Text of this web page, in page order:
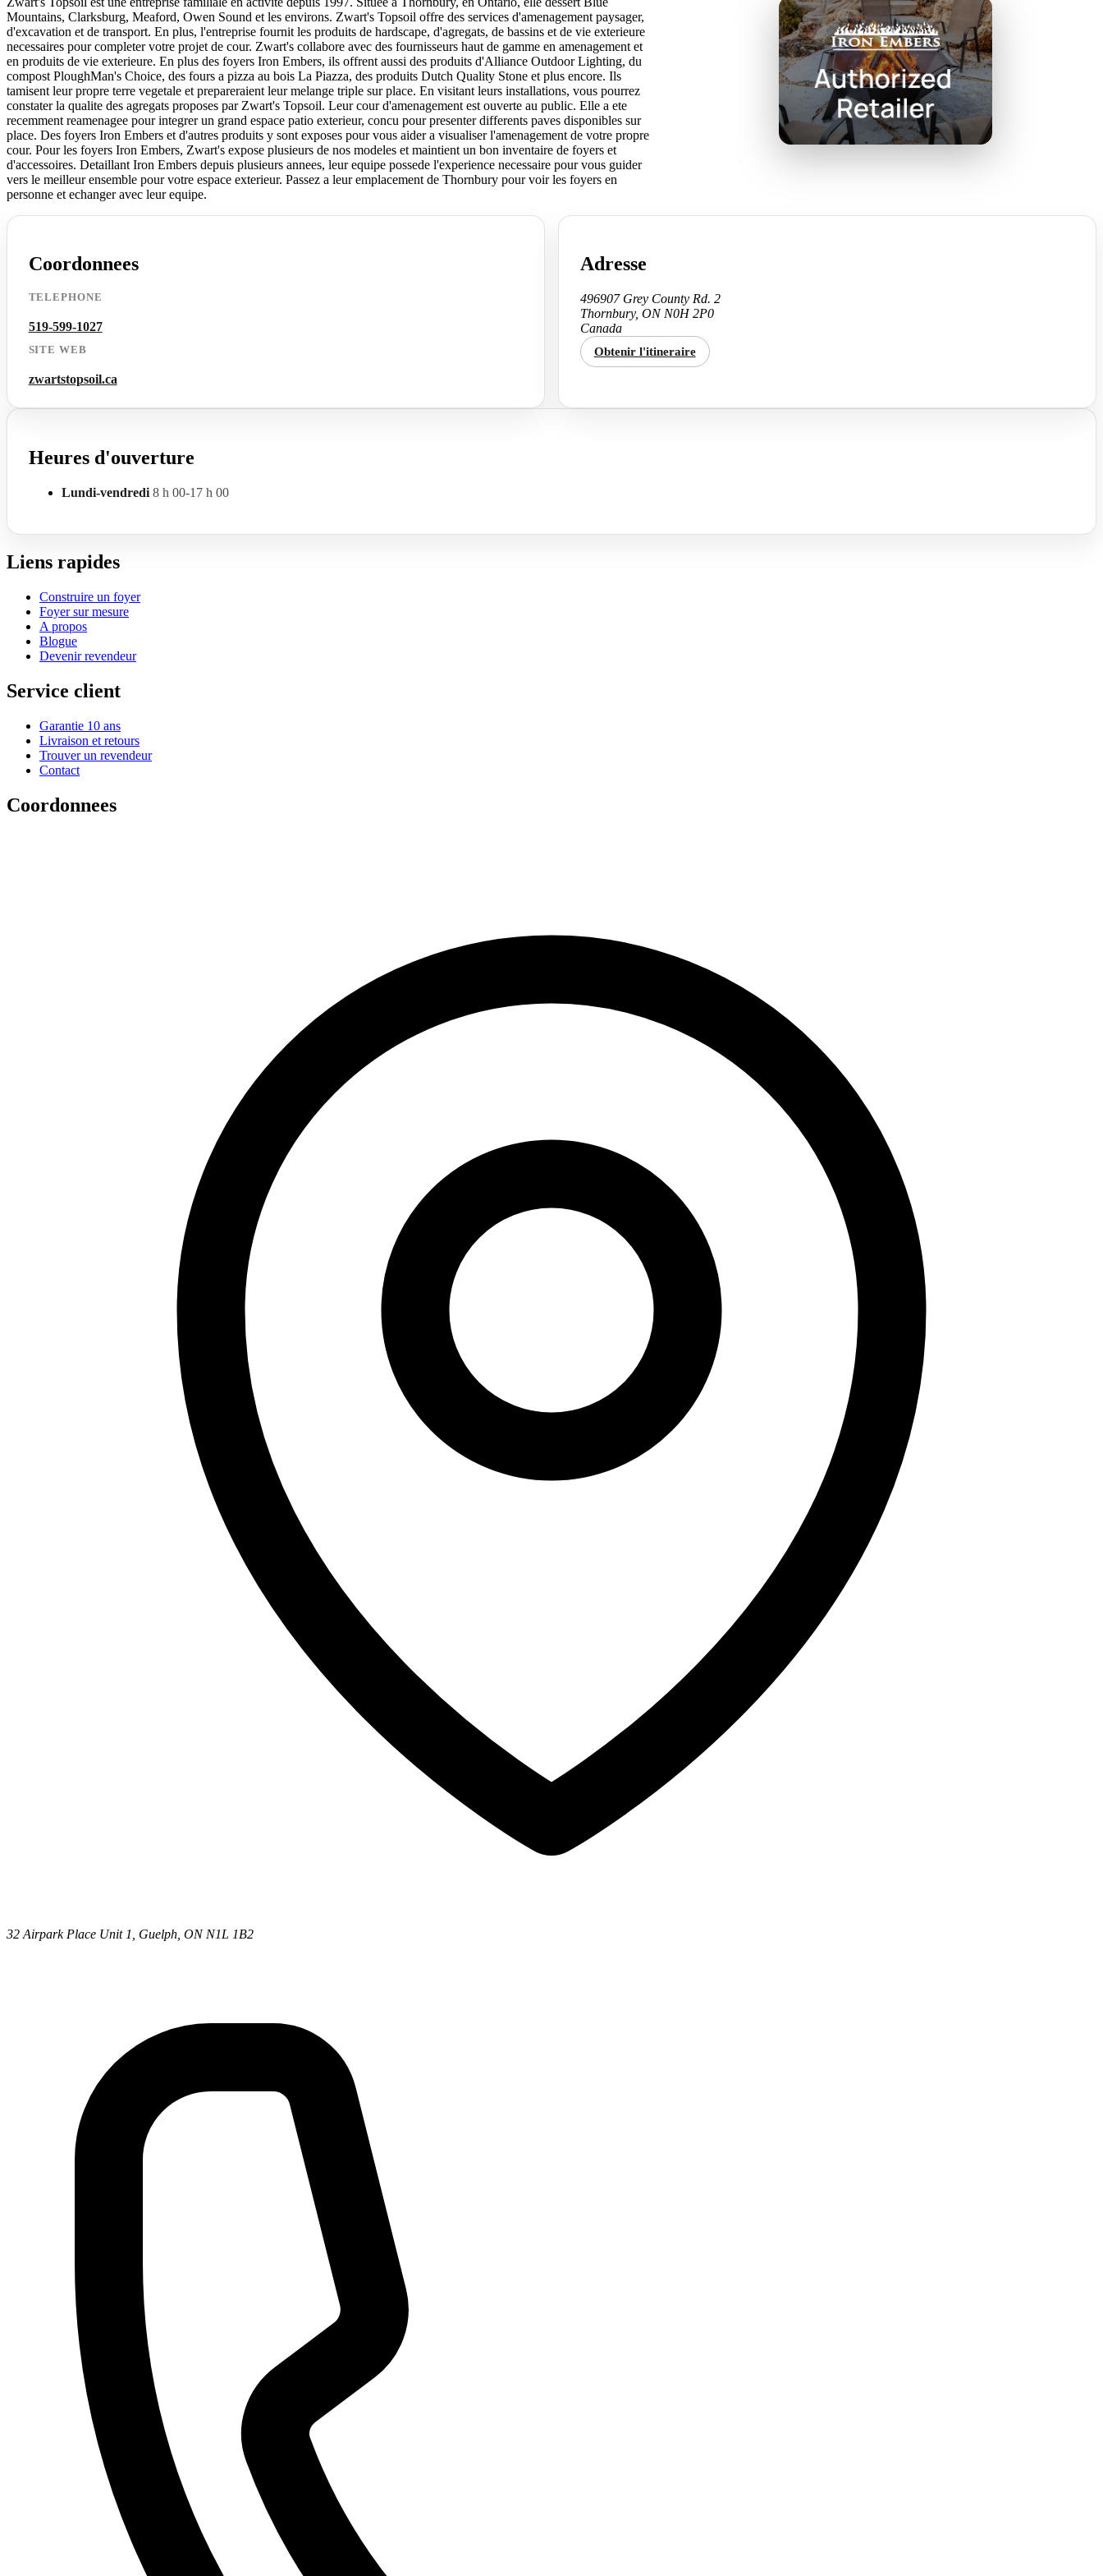
Mountains, Clarksburg, Meaford, Owen Sound et les environs. Zwart's Topsoil offre des services d'amenagement paysager,
d'excavation et de transport. En plus, l'entreprise fournit les produits de hardscape, d'agregats, de bassins et de vie exterieure
necessaires pour completer votre projet de cour. Zwart's collabore avec des fournisseurs haut de gamme en amenagement et
en produits de vie exterieure. En plus des foyers Iron Embers, ils offrent aussi des produits d'Alliance Outdoor Lighting, du
compost PloughMan's Choice, des fours a pizza au bois La Piazza, des produits Dutch Quality Stone et plus encore. Ils
tamisent leur propre terre vegetale et prepareraient leur melange triple sur place. En visitant leurs installations, vous pourrez
constater la qualite des agregats proposes par Zwart's Topsoil. Leur cour d'amenagement est ouverte au public. Elle a ete
recemment reamenagee pour integrer un grand espace patio exterieur, concu pour presenter differents paves disponibles sur
place. Des foyers Iron Embers et d'autres produits y sont exposes pour vous aider a visualiser l'amenagement de votre propre
cour. Pour les foyers Iron Embers, Zwart's expose plusieurs de nos modeles et maintient un bon inventaire de foyers et
d'accessoires. Detaillant Iron Embers depuis plusieurs annees, leur equipe possede l'experience necessaire pour vous guider
vers le meilleur ensemble pour votre espace exterieur. Passez a leur emplacement de Thornbury pour voir les foyers en
personne et echanger avec leur equipe.
Coordonnees
TELEPHONE
519-599-1027
SITE WEB
zwartstopsoil.ca
Adresse
496907 Grey County Rd. 2
Thornbury, ON N0H 2P0
Canada
Obtenir l'itineraire
Heures d'ouverture
Lundi-vendredi 8 h 00-17 h 00
Liens rapides
Construire un foyer
Foyer sur mesure
A propos
Blogue
Devenir revendeur
Service client
Garantie 10 ans
Livraison et retours
Trouver un revendeur
Contact
Coordonnees
32 Airpark Place Unit 1, Guelph, ON N1L 1B2